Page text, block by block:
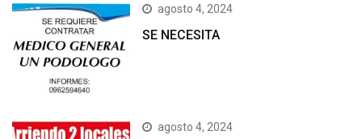
agosto 4, 2024
SE NECESITA
agosto 4, 2024